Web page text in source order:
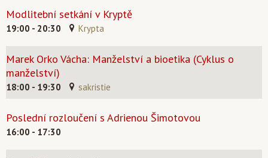
Modlitební setkání v Kryptě
19:00 - 20:30 Krypta
Marek Orko Vácha: Manželství a bioetika (Cyklus o
manželství)
18:00 - 19:30 sakristie
Poslední rozloučení s Adrienou Šimotovou
16:00 - 17:30